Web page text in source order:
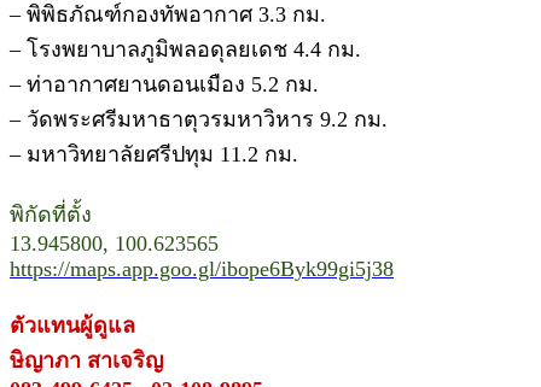
– พิพิธภัณฑ์กองทัพอากาศ 3.3 กม.
– โรงพยาบาลภูมิพลอดุลยเดช 4.4 กม.
– ท่าอากาศยานดอนเมือง 5.2 กม.
– วัดพระศรีมหาธาตุวรมหาวิหาร 9.2 กม.
– มหาวิทยาลัยศรีปทุม 11.2 กม.
พิกัดที่ตั้ง
13.945800, 100.623565
https://maps.app.goo.gl/ibope6Byk99gi5j38
ตัวแทนผู้ดูแล
ษิญาภา สาเจริญ